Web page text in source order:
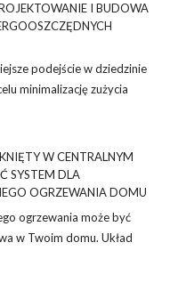
I BUDOWA
podejście w dziedzinie
minimalizację zużycia
W CENTRALNYM
SYSTEM DLA
OGRZEWANIA DOMU
ogrzewania może być
w Twoim domu. Układ